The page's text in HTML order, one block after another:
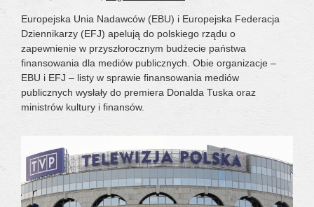
Europejska Unia Nadawców (EBU) i Europejska Federacja
Dziennikarzy (EFJ) apelują do polskiego rządu o
zapewnienie w przyszłorocznym budżecie państwa
finansowania dla mediów publicznych. Obie organizacje –
EBU i EFJ – listy w sprawie finansowania mediów
publicznych wysłały do premiera Donalda Tuska oraz
ministrów kultury i finansów.